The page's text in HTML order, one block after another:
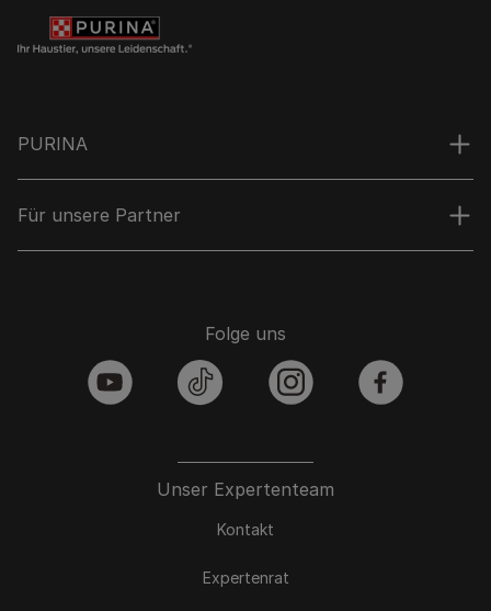
PURINA
Für unsere Partner
Unser Expertenteam
Kontakt
Expertenrat
Folge uns
youtube tiktok instagram facebook